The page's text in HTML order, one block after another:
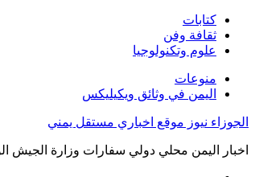
كتابات
ثقافة وفن
علوم وتكنولوجيا
منوعات
اليمن في وثائق ويكيليكس
الجوزاء نيوز موقع اخباري مستقل يمني
اخبار اليمن محلي دولي سفارات وزارة الجيش